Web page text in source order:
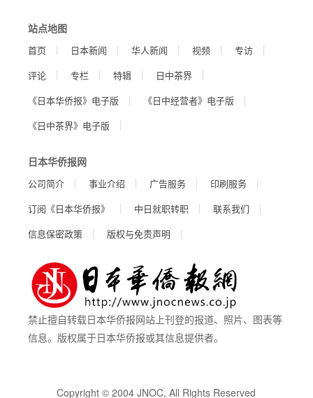
站点地图
首页 日本新闻 华人新闻 视频
专访
评论
专栏 特辑
日中茶界
《日本华侨报》电子版
《日中经营者》电子版
《日中茶界》电子版
日本华侨报网
公司简介 事业介绍 广告服务
印刷服务
订阅《日本华侨报》
中日就职转职
联系我们
信息保密政策
版权与免责声明
禁止擅自转载日本华侨报网站上刊登的报道、照片、图表等
信息。版权属于日本华侨报或其信息提供者。
Copyright © 2004 JNOC, All Rights Reserved